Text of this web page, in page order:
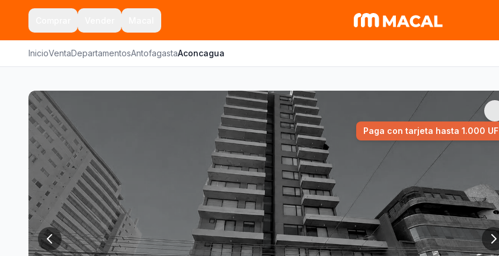
InicioVentaDepartamentosAntofagastaAconcagua
Paga con tarjeta hasta 1.000 UF